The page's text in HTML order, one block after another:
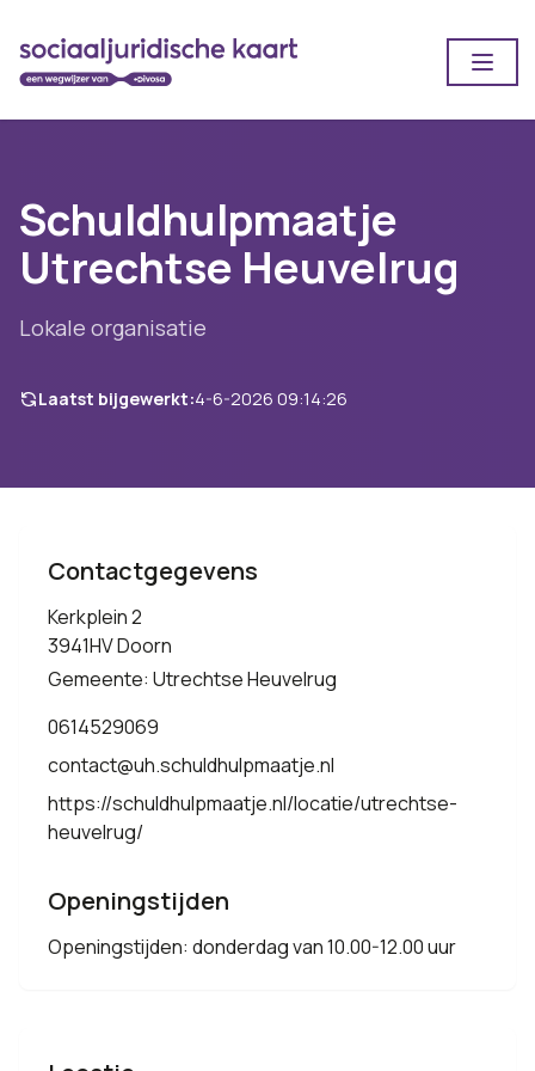
Schuldhulpmaatje
Utrechtse Heuvelrug
Lokale organisatie
Laatst bijgewerkt:4-6-2026 09:14:26
Contactgegevens
Kerkplein 2
3941HV Doorn
Gemeente: Utrechtse Heuvelrug
0614529069
contact@uh.schuldhulpmaatje.nl
https://schuldhulpmaatje.nl/locatie/utrechtse-
heuvelrug/
Openingstijden
Openingstijden: donderdag van 10.00-12.00 uur